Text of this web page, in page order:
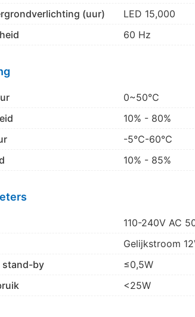
(uur)
LED 15,000
60 Hz
0~50℃
10% - 80%
-5℃-60℃
10% - 85%
110-240V AC
Gelijkstroom
stand-by
≤0,5W
<25W